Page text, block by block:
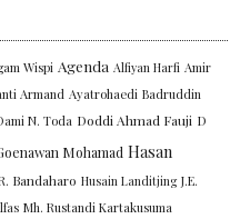
Wispi Agenda Alfiyan Harfi Amir
Armand Ayatrohaedi Badruddin
N. Toda Doddi Ahmad Fauji D
Mohamad Hasan
Bandaharo Husain Landitjing J.E.
Mh. Rustandi Kartakusuma